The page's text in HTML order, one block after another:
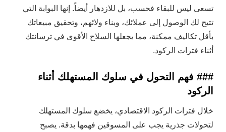
تسعى ليس للبقاء فحسب، بل للازدهار أيضاً. إنها البوابة التي
تتيح لك الوصول إلى عملائك، وبناء ولائهم، وتحقيق مبيعاتك
بأقل تكاليف ممكنة، مما يجعلها السلاح الأقوى في ترسانتك
أثناء فترات الركود.
### فهم التحول في سلوك المستهلك أثناء
الركود
خلال فترات الركود الاقتصادي، يخضع سلوك المستهلك
لتحولات جذرية يجب على المسوقين فهمها بدقة. يصبح